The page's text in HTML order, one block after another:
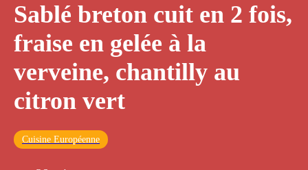
Sablé breton cuit en 2 fois,
fraise en gelée à la
verveine, chantilly au
citron vert
Cuisine Européenne